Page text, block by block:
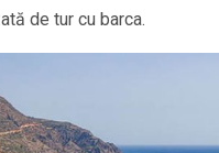
de tur cu barca.